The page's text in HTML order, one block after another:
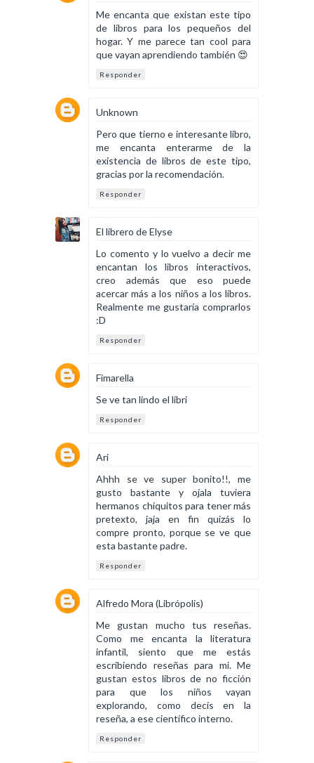
Me encanta que existan este tipo
de libros para los pequeños del
hogar. Y me parece tan cool para
que vayan aprendiendo también 😍
Responder
Unknown
Pero que tierno e interesante libro,
me encanta enterarme de la
existencia de libros de este tipo,
gracias por la recomendación.
Responder
El librero de Elyse
Lo comento y lo vuelvo a decir me
encantan los libros interactivos,
creo además que eso puede
acercar más a los niños a los libros.
Realmente me gustaría comprarlos
:D
Responder
Fimarella
Se ve tan lindo el libri
Responder
Ari
Ahhh se ve super bonito!!, me
gusto bastante y ojala tuviera
hermanos chiquitos para tener más
pretexto, jaja en fin quizás lo
compre pronto, porque se ve que
esta bastante padre.
Responder
Alfredo Mora (Librópolis)
Me gustan mucho tus reseñas.
Como me encanta la literatura
infantil, siento que me estás
escribiendo reseñas para mi. Me
gustan estos libros de no ficción
para que los niños vayan
explorando, como decís en la
reseña, a ese científico interno.
Responder